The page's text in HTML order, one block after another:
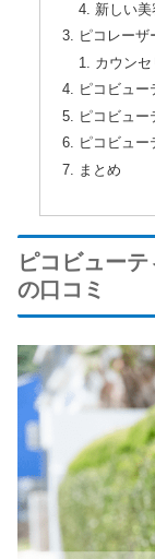
新しい美
ピコレー
カウン
ピコビュ
ピコビュー
ピコビュ
まとめ
ピコビュー
の口コミ